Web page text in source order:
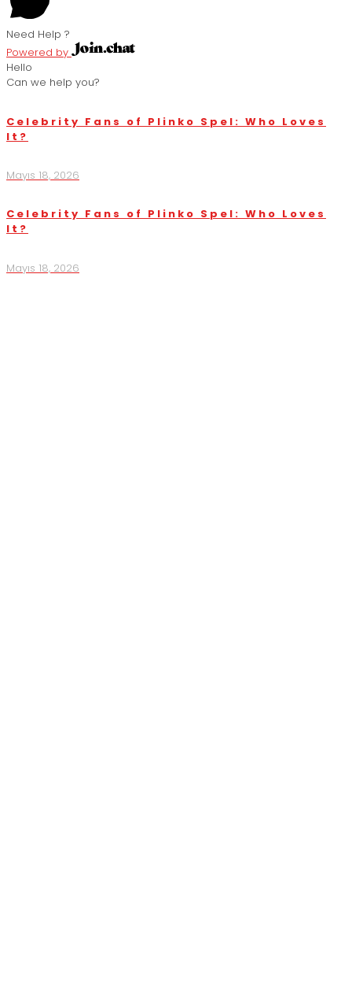
Need Help ?
Powered by
Hello
Can we help you?
Celebrity Fans of Plinko Spel: Who Loves
It?
Mayıs 18, 2026
Celebrity Fans of Plinko Spel: Who Loves
It?
Mayıs 18, 2026